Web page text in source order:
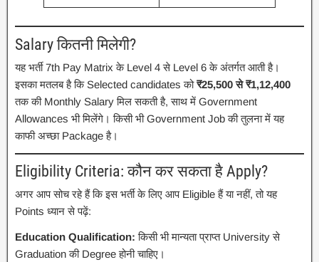
Salary कितनी मिलेगी?
यह भर्ती 7th Pay Matrix के Level 4 से Level 6 के अंतर्गत आती है।
इसका मतलब है कि Selected candidates को₹25,500 से ₹1,12,400
तक की Monthly Salary मिल सकती है, साथ में Government
Allowances भी मिलेंगे। किसी भी Government Job की तुलना में यह
काफी अच्छा Package है।
Eligibility Criteria: कौन कर सकता है Apply?
अगर आप सोच रहे हैं कि इस भर्ती के लिए आप Eligible हैं या नहीं, तो यह
Points ध्यान से पढ़ें:
Education Qualification: किसी भी मान्यता प्राप्त University से
Graduation की Degree होनी चाहिए।